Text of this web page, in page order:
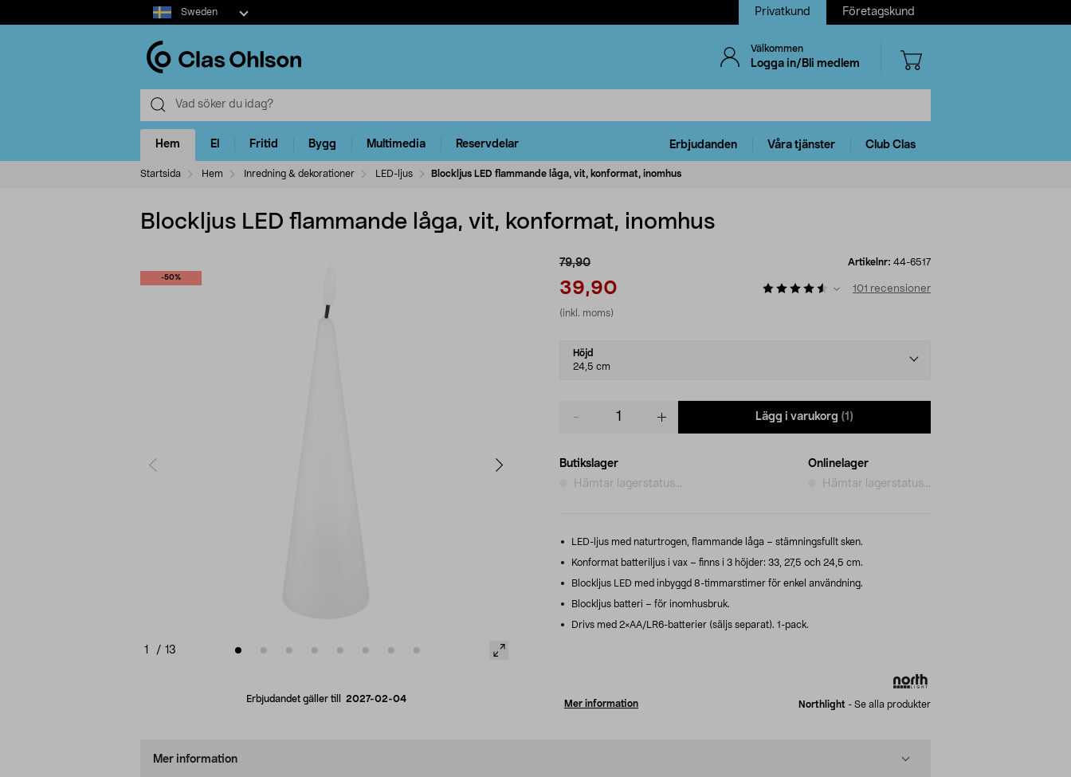
Select
market
Sweden Privatkund Företagskund
Välkommen
Logga in/Bli medlem
Hem El Fritid Bygg Multimedia Reservdelar Erbjudanden Våra tjänster Club Clas
Startsida Hem Inredning & dekorationer LED-ljus Blockljus LED flammande låga, vit, konformat, inomhus
Blockljus LED flammande låga, vit, konformat, inomhus
-50%
1 / 13
Erbjudandet gäller till 2027-02-04
79,90
39,90
(inkl. moms)
Artikelnr: 44-6517
101 recensioner
Select
variant
Höjd
24,5 cm
Lägg i varukorg (1)
Butikslager
Hämtar lagerstatus...
Onlinelager
Hämtar lagerstatus...
LED-ljus med naturtrogen, flammande låga – stämningsfullt sken.
Konformat batteriljus i vax – finns i 3 höjder: 33, 27,5 och 24,5 cm.
Blockljus LED med inbyggd 8-timmarstimer för enkel användning.
Blockljus batteri – för inomhusbruk.
Drivs med 2×AA/LR6-batterier (säljs separat). 1-pack.
Mer information Northlight - Se alla produkter
Mer information